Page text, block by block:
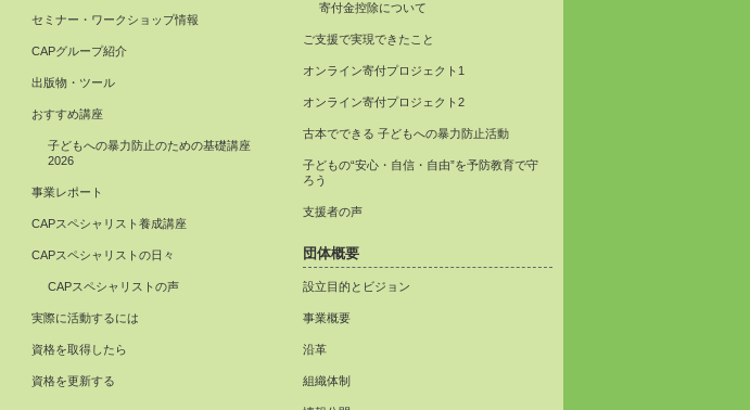
セミナー・ワークショップ情報
CAPグループ紹介
出版物・ツール
おすすめ講座
子どもへの暴力防止のための基礎講座
2026
事業レポート
CAPスペシャリスト養成講座
CAPスペシャリストの日々
CAPスペシャリストの声
実際に活動するには
資格を取得したら
資格を更新する
寄付金控除について
ご支援で実現できたこと
オンライン寄付プロジェクト1
オンライン寄付プロジェクト2
古本でできる 子どもへの暴力防止活動
子どもの“安心・自信・自由”を予防教育で守
ろう
支援者の声
団体概要
設立目的とビジョン
事業概要
沿革
組織体制